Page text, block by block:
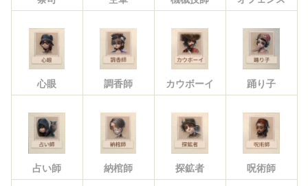
心眼 調香師 カウボーイ 踊り子
占い師 納棺師 探鉱者 呪術師